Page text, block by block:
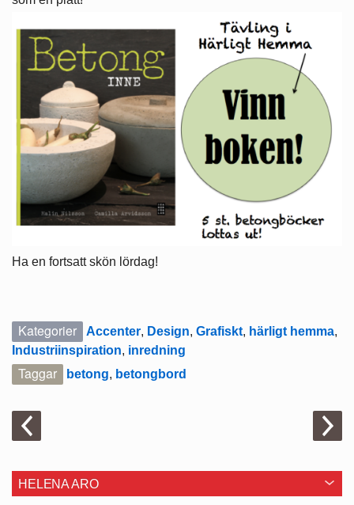
Ha en fortsatt skön lördag!
Kategorier Accenter, Design, Grafiskt, härligt hemma,
Industriinspiration, inredning
Taggar betong, betongbord
HELENA ARO